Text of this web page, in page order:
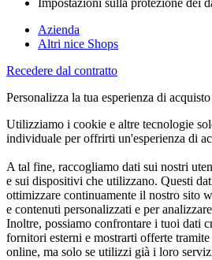
Impostazioni sulla protezione dei
Azienda
Altri nice Shops
Recedere dal contratto
Personalizza la tua esperienza di acquisto
Utilizziamo i cookie e altre tecnologie
individuale per offrirti un'esperienza di
A tal fine, raccogliamo dati sui nostri
e sui dispositivi che utilizzano. Questi
ottimizzare continuamente il nostro sito
e contenuti personalizzati e per
Inoltre, possiamo confrontare i tuoi dati
fornitori esterni e mostrarti offerte
online, ma solo se utilizzi già i loro